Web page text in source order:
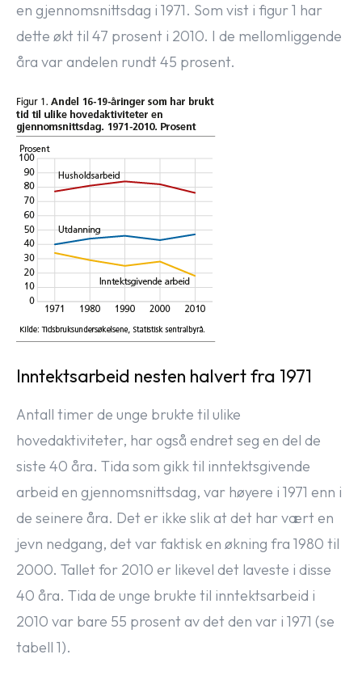
en gjennomsnittsdag i 1971. Som vist i figur 1 har
dette økt til 47 prosent i 2010. I de mellomliggende
åra var andelen rundt 45 prosent.
Inntektsarbeid nesten halvert fra 1971
Antall timer de unge brukte til ulike
hovedaktiviteter, har også endret seg en del de
siste 40 åra. Tida som gikk til inntektsgivende
arbeid en gjennomsnittsdag, var høyere i 1971 enn i
de seinere åra. Det er ikke slik at det har vært en
jevn nedgang, det var faktisk en økning fra 1980 til
2000. Tallet for 2010 er likevel det laveste i disse
40 åra. Tida de unge brukte til inntektsarbeid i
2010 var bare 55 prosent av det den var i 1971 (se
tabell 1).